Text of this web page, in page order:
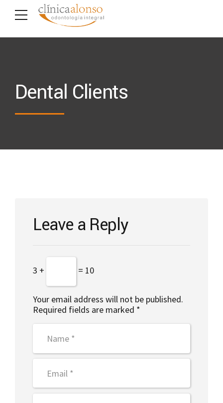
Dental Clients
Leave a Reply
Your email address will not be published.
Required fields are marked *
3 + = 10